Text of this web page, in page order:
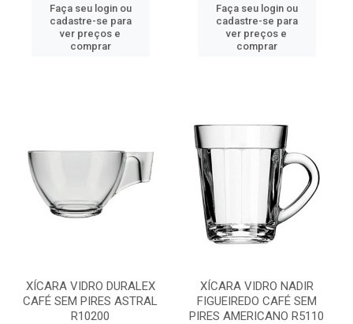
Faça seu login ou
cadastre-se para
ver preços e
comprar
Faça seu login ou
cadastre-se para
ver preços e
comprar
XÍCARA VIDRO DURALEX
CAFÉ SEM PIRES ASTRAL
R10200
XÍCARA VIDRO NADIR
FIGUEIREDO CAFÉ SEM
PIRES AMERICANO R5110